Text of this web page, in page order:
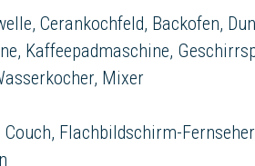
Cerankochfeld, Backofen,
Kaffeepadmaschine,
Mixer
Flachbildschirm-